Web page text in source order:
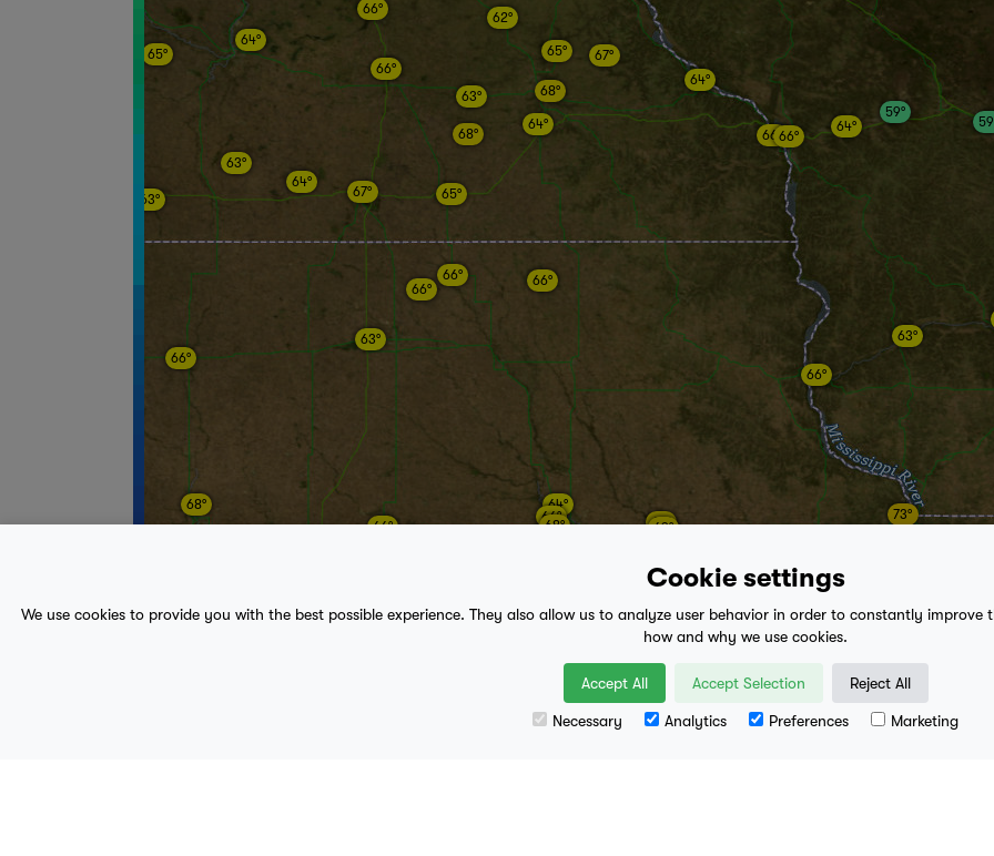
Cookie settings
We use cookies to provide you with the best possible experience. They also allow us to analyze user behavior in order to constantly improve
how and why we use cookies.
Accept All Accept Selection Reject All
Necessary Analytics Preferences Marketing
63°
65°
66°
68°
63°
64°
64°
67°
63°
66°
66°
66°
66°
65°
66°
66°
68°
63°
62°
64°
66°
68°
66°
68°
65°
64°
67°
69°
69°
64°
66°66°
66°
64°
59°
73°
63°
69°